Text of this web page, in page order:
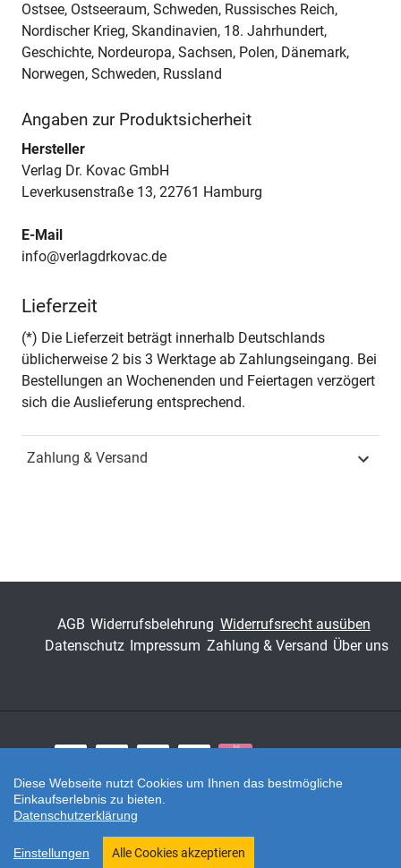
Ostsee, Ostseeraum, Schweden, Russisches Reich,
Nordischer Krieg, Skandinavien, 18. Jahrhundert,
Geschichte, Nordeuropa, Sachsen, Polen, Dänemark,
Norwegen, Schweden, Russland
Angaben zur Produktsicherheit
Hersteller
Verlag Dr. Kovac GmbH
Leverkusenstraße 13, 22761 Hamburg
E-Mail
info@verlagdrkovac.de
Lieferzeit
(*) Die Lieferzeit beträgt innerhalb Deutschlands
üblicherweise 2 bis 3 Werktage ab Zahlungseingang. Bei
Bestellungen an Wochenenden und Feiertagen verzögert
sich die Auslieferung entsprechend.
Zahlung & Versand
AGB Widerrufsbelehrung Widerrufsrecht ausüben
Datenschutz Impressum Zahlung & Versand Über uns
Zahlungsarten
Twitter
Shop erstellt mit VersaCommerce.
Diese Webseite nutzt Cookies um Ihnen das bestmögliche
Einkaufserlebnis zu bieten.
Datenschutzerklärung
Einstellungen Alle Cookies akzeptieren